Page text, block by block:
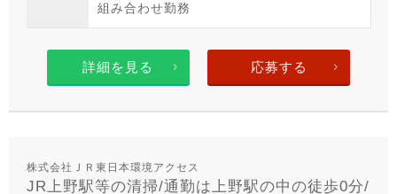
組み合わせ勤務
詳細を見る 応募する
株式会社ＪＲ東日本環境アクセス
JR上野駅等の清掃/通勤は上野駅の中の徒歩0分/